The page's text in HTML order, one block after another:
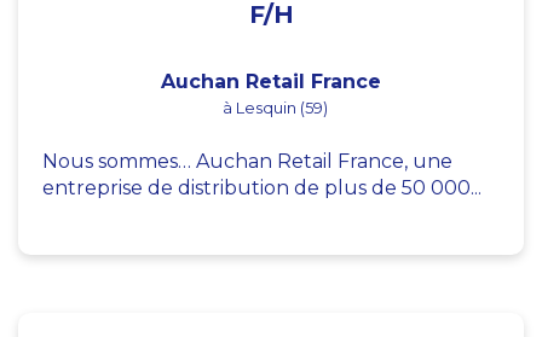
F/H
Auchan Retail France
à Lesquin (59)
Nous sommes… Auchan Retail France, une
entreprise de distribution de plus de 50 000...